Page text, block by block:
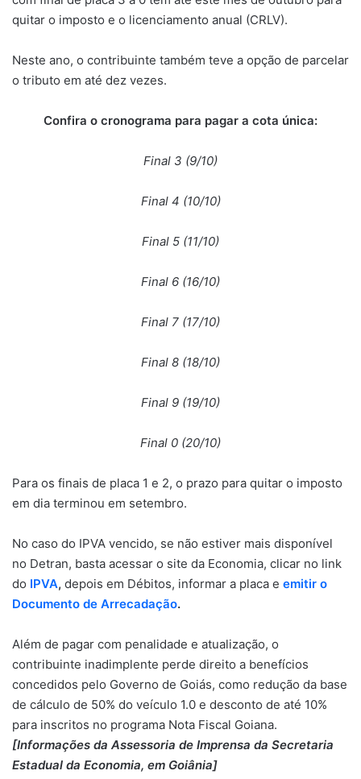
quitar o imposto e o licenciamento anual (CRLV).
Neste ano, o contribuinte também teve a opção de parcelar
o tributo em até dez vezes.
Confira o cronograma para pagar a cota única:
Final 3 (9/10)
Final 4 (10/10)
Final 5 (11/10)
Final 6 (16/10)
Final 7 (17/10)
Final 8 (18/10)
Final 9 (19/10)
Final 0 (20/10)
Para os finais de placa 1 e 2, o prazo para quitar o imposto
em dia terminou em setembro.
No caso do IPVA vencido, se não estiver mais disponível
no Detran, basta acessar o site da Economia, clicar no link
do IPVA, depois em Débitos, informar a placa e emitir o
Documento de Arrecadação.
Além de pagar com penalidade e atualização, o
contribuinte inadimplente perde direito a benefícios
concedidos pelo Governo de Goiás, como redução da base
de cálculo de 50% do veículo 1.0 e desconto de até 10%
para inscritos no programa Nota Fiscal Goiana.
[Informações da Assessoria de Imprensa da Secretaria
Estadual da Economia, em Goiânia]